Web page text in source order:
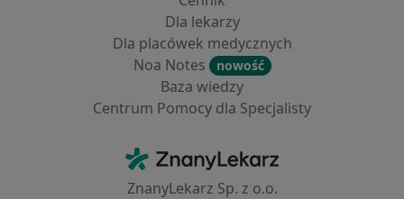
Dla lekarzy
Dla placówek medycznych
Noa Notes
nowość
Baza wiedzy
Centrum Pomocy dla Specjalisty
ZnanyLekarz - Strona główna
ZnanyLekarz Sp. z o.o.